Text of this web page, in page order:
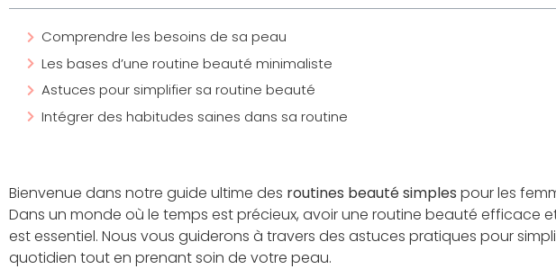
Comprendre les besoins de sa peau
Les bases d’une routine beauté minimaliste
Astuces pour simplifier sa routine beauté
Intégrer des habitudes saines dans sa routine
Bienvenue dans notre guide ultime des routines beauté simples pour les
Dans un monde où le temps est précieux, avoir une routine beauté efficace
est essentiel. Nous vous guiderons à travers des astuces pratiques pour
quotidien tout en prenant soin de votre peau.